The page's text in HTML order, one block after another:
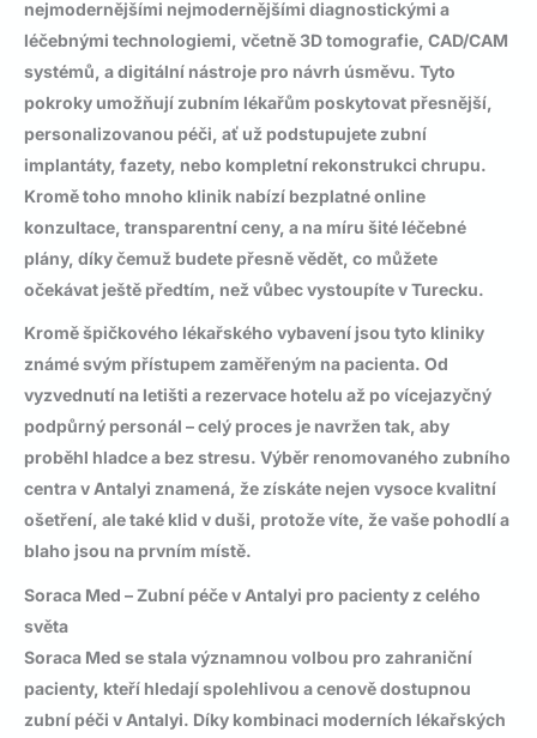
nejmodernějšími nejmodernějšími diagnostickými a
léčebnými technologiemi, včetně 3D tomografie, CAD/CAM
systémů, a digitální nástroje pro návrh úsměvu. Tyto
pokroky umožňují zubním lékařům poskytovat přesnější,
personalizovanou péči, ať už podstupujete zubní
implantáty, fazety, nebo kompletní rekonstrukci chrupu.
Kromě toho mnoho klinik nabízí bezplatné online
konzultace, transparentní ceny, a na míru šité léčebné
plány, díky čemuž budete přesně vědět, co můžete
očekávat ještě předtím, než vůbec vystoupíte v Turecku.
Kromě špičkového lékařského vybavení jsou tyto kliniky
známé svým přístupem zaměřeným na pacienta. Od
vyzvednutí na letišti a rezervace hotelu až po vícejazyčný
podpůrný personál – celý proces je navržen tak, aby
proběhl hladce a bez stresu. Výběr renomovaného zubního
centra v Antalyi znamená, že získáte nejen vysoce kvalitní
ošetření, ale také klid v duši, protože víte, že vaše pohodlí a
blaho jsou na prvním místě.
Soraca Med – Zubní péče v Antalyi pro pacienty z celého
světa
Soraca Med se stala významnou volbou pro zahraniční
pacienty, kteří hledají spolehlivou a cenově dostupnou
zubní péči v Antalyi. Díky kombinaci moderních lékařských